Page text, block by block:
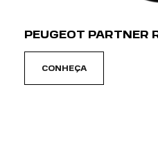
PEUGEOT PARTNER
CONHEÇA